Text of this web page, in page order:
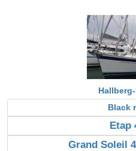
Black
Etap
Grand Soleil